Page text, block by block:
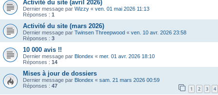
Activité du site (avril 2026)
Dernier message par Wizzy « ven. 01 mai 2026 11:13
Réponses : 1
Activité du site (mars 2026)
Dernier message par Twinsen Threepwood « ven. 10 avr. 2026 23:58
Réponses : 3
10 000 avis !!
Dernier message par Blondex « mer. 01 avr. 2026 18:10
Réponses : 14
Mises à jour de dossiers
Dernier message par Blondex « sam. 21 mars 2026 00:59
Réponses : 47 1 2 3 4